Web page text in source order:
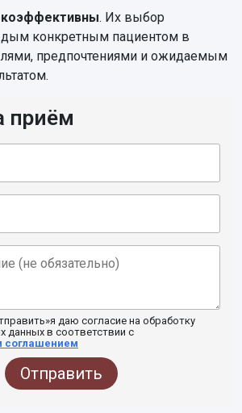
. Их выбор
конкретным пациентом в
предпочтениями и ожидаемым
приём
даю согласие на обработку
данных в соответствии с
соглашением
Отправить